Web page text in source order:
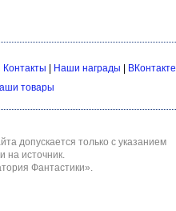
Контакты Наши награды
ВКонтакте
товары
допускается только с указанием
на источник.
Фантастики».